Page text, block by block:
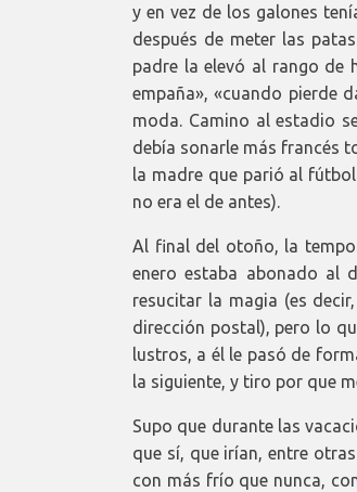
y en vez de los galones
después de meter las
padre la elevó al rango de
empaña», «cuando pierde
moda. Camino al estadio
debía sonarle más francés
la madre que parió al
no era el de antes).
Al final del otoño, la
enero estaba abonado al
resucitar la magia (es
dirección postal), pero lo
lustros, a él le pasó de
la siguiente, y tiro por que
Supo que durante las
que sí, que irían, entre
con más frío que nunca,